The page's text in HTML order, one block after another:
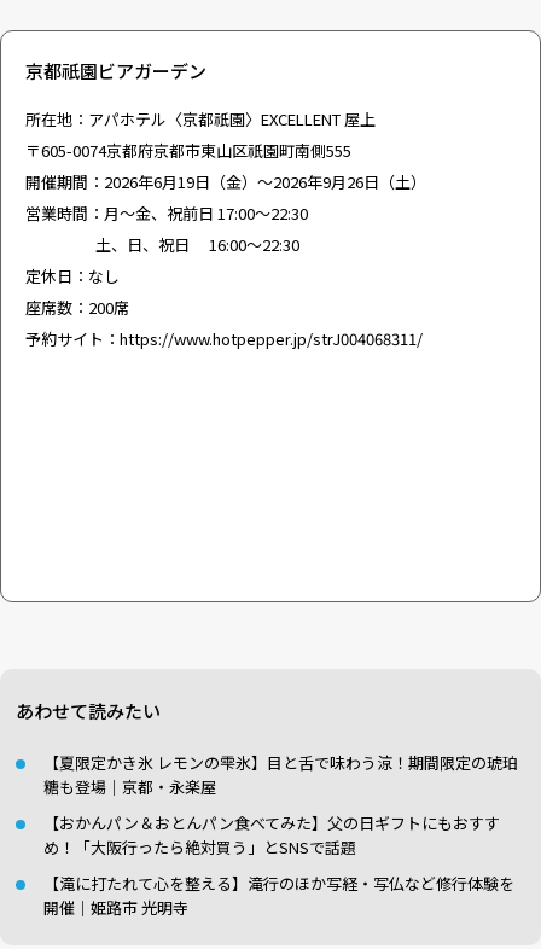
京都祇園ビアガーデン
所在地：アパホテル〈京都祇園〉EXCELLENT 屋上
〒605-0074京都府京都市東山区祇園町南側555
開催期間：2026年6月19日（金）～2026年9月26日（土）
営業時間：月～金、祝前日 17:00～22:30
土、日、祝日 16:00～22:30
定休日：なし
座席数：200席
予約サイト： https://www.hotpepper.jp/strJ004068311/
あわせて読みたい
【夏限定かき氷 レモンの雫氷】目と舌で味わう涼！期間限定の琥珀
糖も登場｜京都・永楽屋
【おかんパン＆おとんパン食べてみた】父の日ギフトにもおすす
め！「大阪行ったら絶対買う」とSNSで話題
【滝に打たれて心を整える】滝行のほか写経・写仏など修行体験を
開催｜姫路市 光明寺